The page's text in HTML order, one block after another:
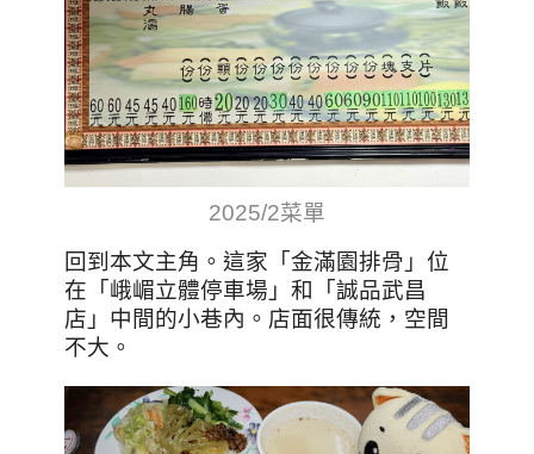
2025/2菜單
回到本文主角。這家 「金滿園排骨」位
在 「 峨嵋立體停車場 」和「誠品武昌
店」中間的小巷內 。 店面很傳統，空間
不大。